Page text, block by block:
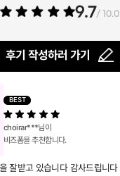
9.7/ 10.0
후기 작성하러 가기
BEST
choirar***님이
비즈폼을 추천합니다.
잘받고 있습니다 감사드립니다